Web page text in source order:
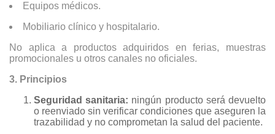
Equipos médicos.
Mobiliario clínico y hospitalario.
No aplica a productos adquiridos en ferias, muestras
promocionales u otros canales no oficiales.
3. Principios
Seguridad sanitaria: ningún producto será devuelto
o reenviado sin verificar condiciones que aseguren la
trazabilidad y no comprometan la salud del paciente.